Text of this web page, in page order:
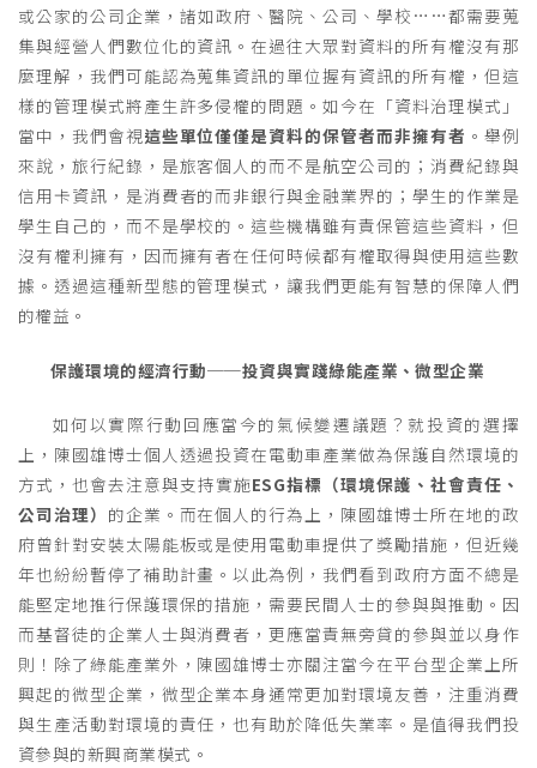
或公家的公司企業，諸如政府、醫院、公司、學校……都需要蒐
集與經營人們數位化的資訊。在過往大眾對資料的所有權沒有那
麼理解，我們可能認為蒐集資訊的單位握有資訊的所有權，但這
樣的管理模式將產生許多侵權的問題。如今在「資料治理模式」
當中，我們會視這些單位僅僅是資料的保管者而非擁有者 。舉例
來說，旅行紀錄，是旅客個人的而不是航空公司的；消費紀錄與
信用卡資訊，是消費者的而非銀行與金融業界的；學生的作業是
學生自己的，而不是學校的。這些機構雖有責保管這些資料，但
沒有權利擁有，因而擁有者在任何時候都有權取得與使用這些數
據。透過這種新型態的管理模式，讓我們更能有智慧的保障人們
的權益。
保護環境的經濟行動──投資與實踐綠能產業、微型企業
如何以實際行動回應當今的氣候變遷議題？就投資的選擇
上，陳國雄博士個人透過投資在電動車產業做為保護自然環境的
方式，也會去注意與支持實施ESG指標（環境保護、社會責任、
公司治理） 的企業。而在個人的行為上，陳國雄博士所在地的政
府曾針對安裝太陽能板或是使用電動車提供了獎勵措施，但近幾
年也紛紛暫停了補助計畫。以此為例，我們看到政府方面不總是
能堅定地推行保護環保的措施，需要民間人士的參與與推動。因
而基督徒的企業人士與消費者，更應當責無旁貸的參與並以身作
則！除了綠能產業外，陳國雄博士亦關注當今在平台型企業上所
興起的微型企業，微型企業本身通常更加對環境友善，注重消費
與生產活動對環境的責任，也有助於降低失業率。是值得我們投
資參與的新興商業模式。